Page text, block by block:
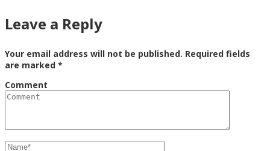
Leave a Reply
Your email address will not be published. Required fields
are marked *
Comment